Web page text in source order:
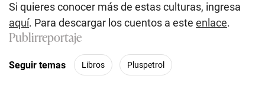
Si quieres conocer más de estas culturas, ingresa
aquí. Para descargar los cuentos a este enlace.
Publirreportaje
Seguir temas Libros Pluspetrol